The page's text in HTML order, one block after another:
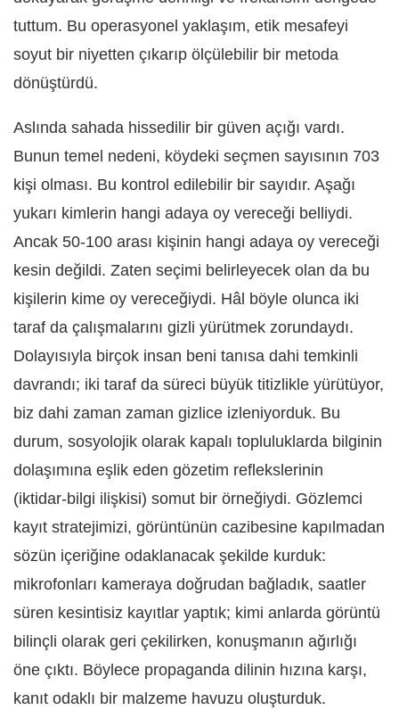
tuttum. Bu operasyonel yaklaşım, etik mesafeyi
soyut bir niyetten çıkarıp ölçülebilir bir metoda
dönüştürdü.
Aslında sahada hissedilir bir güven açığı vardı.
Bunun temel nedeni, köydeki seçmen sayısının 703
kişi olması. Bu kontrol edilebilir bir sayıdır. Aşağı
yukarı kimlerin hangi adaya oy vereceği belliydi.
Ancak 50-100 arası kişinin hangi adaya oy vereceği
kesin değildi. Zaten seçimi belirleyecek olan da bu
kişilerin kime oy vereceğiydi. Hâl böyle olunca iki
taraf da çalışmalarını gizli yürütmek zorundaydı.
Dolayısıyla birçok insan beni tanısa dahi temkinli
davrandı; iki taraf da süreci büyük titizlikle yürütüyor,
biz dahi zaman zaman gizlice izleniyorduk. Bu
durum, sosyolojik olarak kapalı topluluklarda bilginin
dolaşımına eşlik eden gözetim reflekslerinin
(iktidar‑bilgi ilişkisi) somut bir örneğiydi. Gözlemci
kayıt stratejimizi, görüntünün cazibesine kapılmadan
sözün içeriğine odaklanacak şekilde kurduk:
mikrofonları kameraya doğrudan bağladık, saatler
süren kesintisiz kayıtlar yaptık; kimi anlarda görüntü
bilinçli olarak geri çekilirken, konuşmanın ağırlığı
öne çıktı. Böylece propaganda dilinin hızına karşı,
kanıt odaklı bir malzeme havuzu oluşturduk.